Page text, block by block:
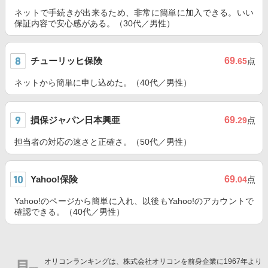
ネットで手続きが出来るため、非常に簡単に加入できる。いい
保証内容で安心感がある。（30代／男性）
チューリッヒ保険 69.65点
ネットから簡単に申し込めた。（40代／男性）
損保ジャパン日本興亜 69.29点
担当者の対応の速さと正確さ。（50代／男性）
Yahoo!保険 69.04点
Yahoo!のページから簡単に入れ、以後もYahoo!のアカウントで
確認できる。（40代／男性）
オリコンランキングは、株式会社オリコンを前身企業に1967年より